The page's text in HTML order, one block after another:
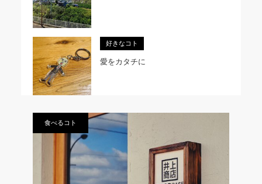
好きなコト
愛をカタチに
食べるコト